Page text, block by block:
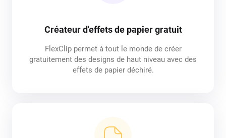
Créateur d'effets de papier gratuit
FlexClip permet à tout le monde de créer
gratuitement des designs de haut niveau avec des
effets de papier déchiré.